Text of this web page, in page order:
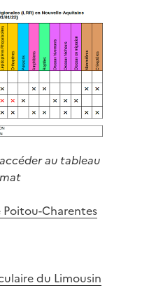
au tableau
Poitou-Charentes
du Limousin